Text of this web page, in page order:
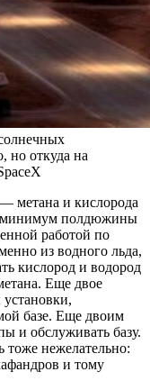
но откуда на
метана и кислорода
минимум полдюжины
работой по
из водного льда,
кислород и водород
Еще двое
базе. Еще двоим
и обслуживать базу.
нежелательно:
и тому